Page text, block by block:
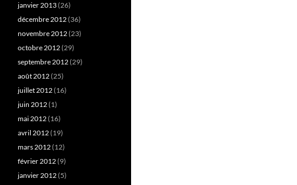
janvier 2013(26)
décembre 2012(36)
novembre 2012(23)
octobre 2012(29)
septembre 2012(29)
août 2012(25)
juillet 2012(16)
juin 2012(1)
mai 2012(16)
avril 2012(19)
mars 2012(12)
février 2012(9)
janvier 2012(5)